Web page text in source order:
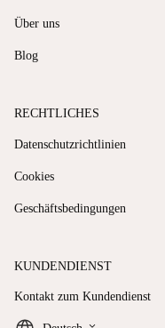
Über uns
Blog
RECHTLICHES
Datenschutzrichtlinien
Cookies
Geschäftsbedingungen
KUNDENDIENST
Kontakt zum Kundendienst